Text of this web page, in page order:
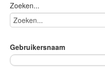
Zoeken...
Gebruikersnaam